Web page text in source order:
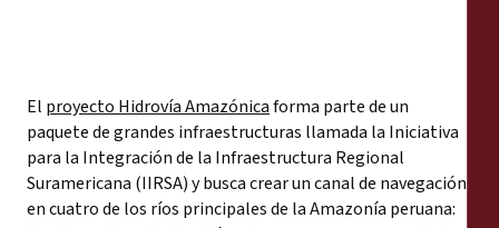
El proyecto Hidrovía Amazónicaforma parte de un
paquete de grandes infraestructuras llamada la Iniciativa
para la Integración de la Infraestructura Regional
Suramericana (IIRSA) y busca crear un canal de navegación
en cuatro de los ríos principales de la Amazonía peruana: